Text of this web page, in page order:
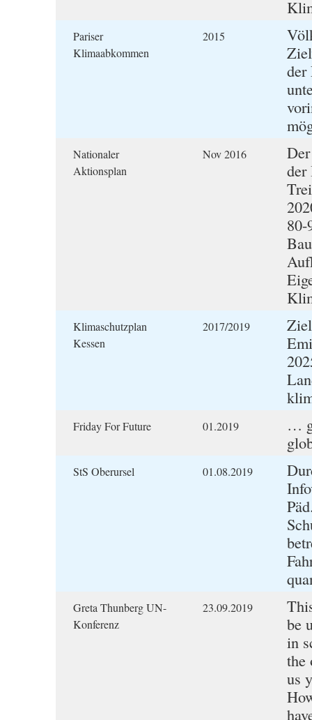
Pariser
Klimaabkommen
2015
der
Nationaler
Aktionsplan
Nov 2016
der
80-
Klimaschutzplan
Kessen
2017/2019
Friday For Future 01.2019
…
StS Oberursel 01.08.2019
Greta Thunberg UN-
Konferenz
23.09.2019
be
in
the
us